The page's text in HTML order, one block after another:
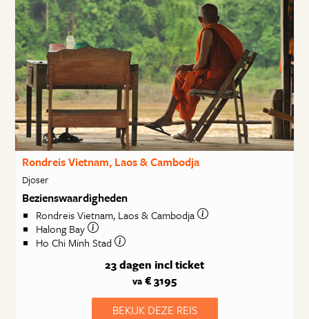
Rondreis Vietnam, Laos & Cambodja
Djoser
Bezienswaardigheden
Rondreis Vietnam, Laos & Cambodja
Halong Bay
Ho Chi Minh Stad
23 dagen incl ticket
va € 3195
BEKIJK DEZE REIS